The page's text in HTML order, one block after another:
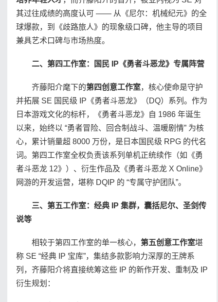
其过往成绩的高度认可 —— 从《尼尔：机械纪元》的全
球爆款，到《歧路旅人》的现象级口碑，他主导的项目
兼具艺术口碑与市场热度。
二、第四工作室：国民 IP《勇者斗恶龙》专属阵营
齐藤阳介麾下的第四创意工作室，核心使命是守护
并拓展 SE 国民级 IP《勇者斗恶龙》（DQ）系列。作为
日本游戏文化的标杆，《勇者斗恶龙》自 1986 年诞生
以来，始终以 “勇者冒险、回合制战斗、温暖剧情” 为核
心，累计销量超 8000 万份，是日本国民级 RPG 的代名
词。第四工作室全权负责该系列单机正统续作（如《勇
者斗恶龙 12》）、衍生作品及《勇者斗恶龙 X Online》
网游的开发运营，堪称 DQIP 的 “专属守护团队”。
三、第五工作室：经典 IP 集群，囊括尼尔、圣剑传
说等
相较于第四工作室的单一核心， 第五创意工作室堪
称 SE “经典 IP 宝库”，集结多款影响力深厚的王牌系
列，齐藤阳介将直接统筹这些 IP 的新作开发、重制及 IP
衍生规划：